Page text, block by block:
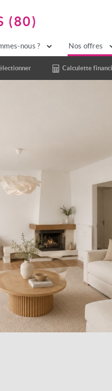
(80)
nous ? Nos offres
Calculette